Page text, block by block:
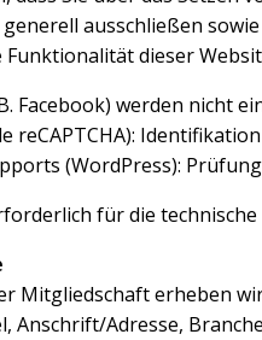
ausschließen
Funktionalität dieser
Facebook) werden nicht
reCAPTCHA):
(WordPress):
für die
Mitgliedschaft erheben
Anschrift/Adresse,